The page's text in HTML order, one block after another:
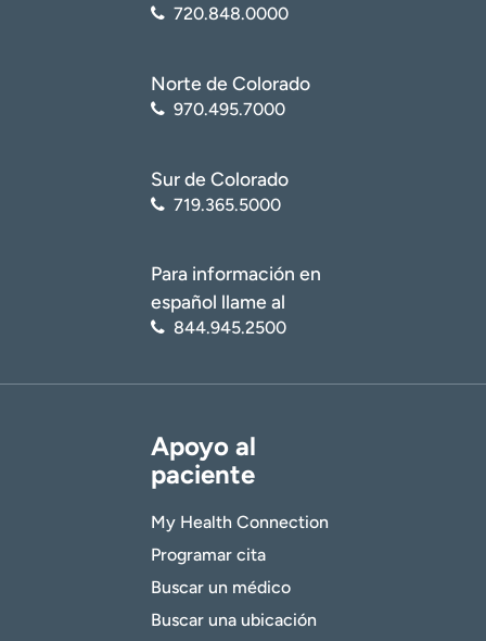
720.848.0000
Norte de Colorado
970.495.7000
Sur de Colorado
719.365.5000
Para información en
español llame al
844.945.2500
Apoyo al
paciente
My Health Connection
Programar cita
Buscar un médico
Buscar una ubicación